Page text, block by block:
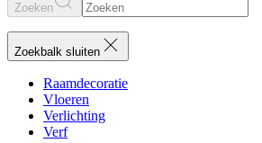
Zoeken
Zoekbalk sluiten
Raamdecoratie
Vloeren
Verlichting
Verf